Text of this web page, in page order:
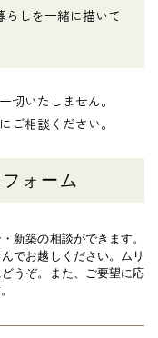
しを一緒に描いて
いたしません。
相談ください。
ォーム
新築の相談ができます。
でお越しください。
ムリ
うぞ。また、ご要望に応